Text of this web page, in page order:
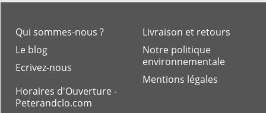
Livraison et retours
Notre politique
environnementale
Mentions légales
Qui sommes-nous ?
Le blog
Ecrivez-nous
Horaires d'Ouverture -
Peterandclo.com